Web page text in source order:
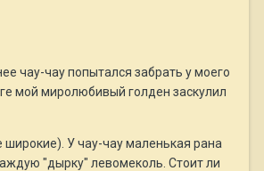
чау-чау попытался забрать у моего
мой миролюбивый голден заскулил
широкие). У чау-чау маленькая рана
"дырку" левомеколь. Стоит ли